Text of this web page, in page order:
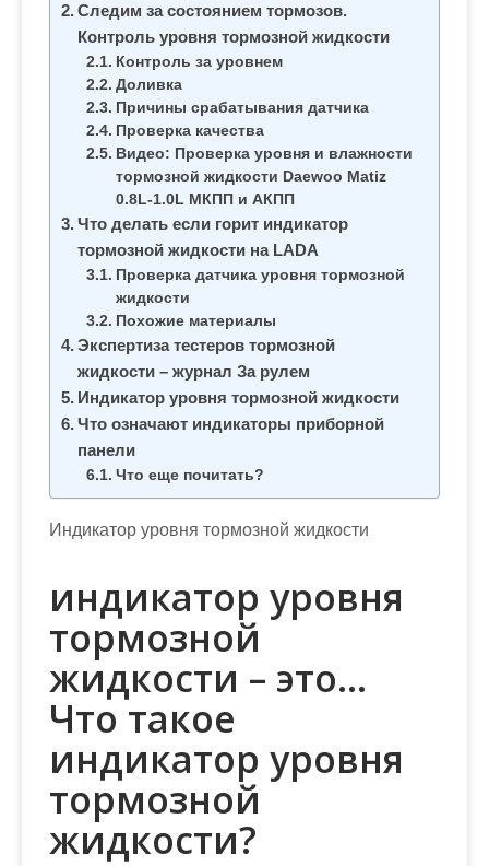
Следим за состоянием тормозов.
Контроль уровня тормозной жидкости
Контроль за уровнем
Доливка
Причины срабатывания датчика
Проверка качества
Видео: Проверка уровня и влажности
тормозной жидкости Daewoo Matiz
0.8L-1.0L МКПП и АКПП
Что делать если горит индикатор
тормозной жидкости на LADA
Проверка датчика уровня тормозной
жидкости
Похожие материалы
Экспертиза тестеров тормозной
жидкости – журнал За рулем
Индикатор уровня тормозной жидкости
Что означают индикаторы приборной
панели
Что еще почитать?
Индикатор уровня тормозной жидкости
индикатор уровня
тормозной
жидкости – это…
Что такое
индикатор уровня
тормозной
жидкости?